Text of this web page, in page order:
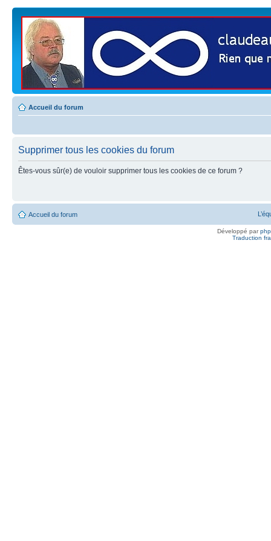
Accueil du forum
Supprimer tous les cookies du forum
Êtes-vous sûr(e) de vouloir supprimer tous les cookies de ce forum ?
Accueil du forum
Développé par
Traduction